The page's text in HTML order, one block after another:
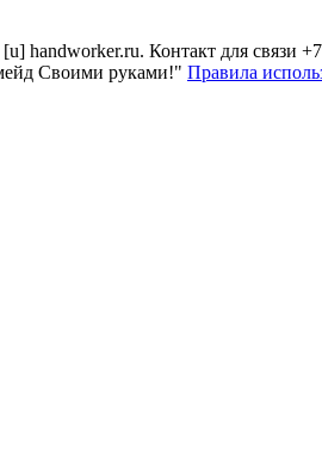
handworker.ru. Контакт для связи
Своими руками!" Правила